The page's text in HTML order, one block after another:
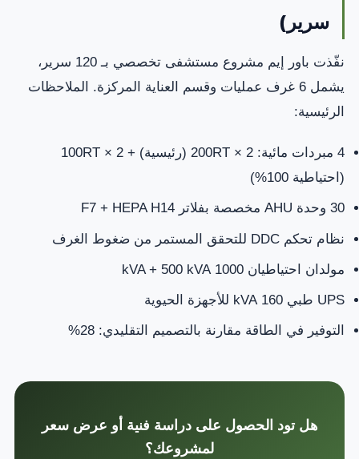
سرير)
نفّذت باور إيم مشروع مستشفى تخصصي بـ 120 سرير،
يشمل 6 غرف عمليات وقسم العناية المركزة. الملاحظات
الرئيسية:
4 مبردات مائية: 2 × 200RT (رئيسية) + 2 × 100RT
(احتياطية 100%)
30 وحدة AHU مخصصة بفلاتر F7 + HEPA H14
نظام تحكم DDC للتحقق المستمر من ضغوط الغرف
مولدان احتياطيان 1000 kVA + 500 kVA
UPS طبي 160 kVA للأجهزة الحيوية
التوفير في الطاقة مقارنة بالتصميم التقليدي: 28%
هل تود الحصول على دراسة فنية أو عرض سعر
لمشروعك؟